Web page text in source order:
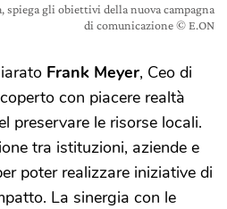
spiega gli obiettivi della nuova campagna
di comunicazione © E.ON
Frank Meyer, Ceo di
con piacere realtà
preservare le risorse locali.
tra istituzioni, aziende e
poter realizzare iniziative di
La sinergia con le